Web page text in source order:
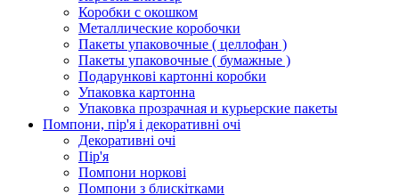
Коробки с окошком
Металлические коробочки
Пакеты упаковочные ( целлофан )
Пакеты упаковочные ( бумажные )
Подарункові картонні коробки
Упаковка картонна
Упаковка прозрачная и курьерские пакеты
Помпони, пір'я і декоративні очі
Декоративні очі
Пір'я
Помпони норкові
Помпони з блискітками